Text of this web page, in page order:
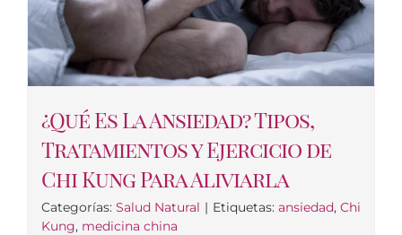
¿Qué Es La Ansiedad? Tipos,
Tratamientos y Ejercicio de
Chi Kung Para Aliviarla
Categorías: Salud Natural | Etiquetas: ansiedad, Chi
Kung, medicina china